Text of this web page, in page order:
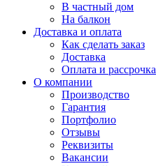
В частный дом
На балкон
Доставка и оплата
Как сделать заказ
Доставка
Оплата и рассрочка
О компании
Производство
Гарантия
Портфолио
Отзывы
Реквизиты
Вакансии